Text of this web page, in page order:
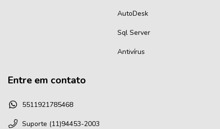
AutoDesk
Sql Server
Antivírus
Entre em contato
5511921785468
Suporte (11)94453-2003